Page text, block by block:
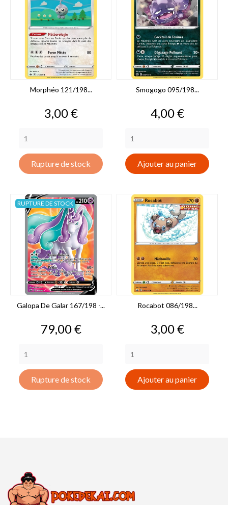
Morphéo 121/198...
Prix
3,00 €
Rupture de stock
Smogogo 095/198...
Prix
4,00 €
Ajouter au panier
Galopa De Galar 167/198 -...
Prix
79,00 €
Rupture de stock
RUPTURE DE STOCK
Rocabot 086/198...
Prix
3,00 €
Ajouter au panier